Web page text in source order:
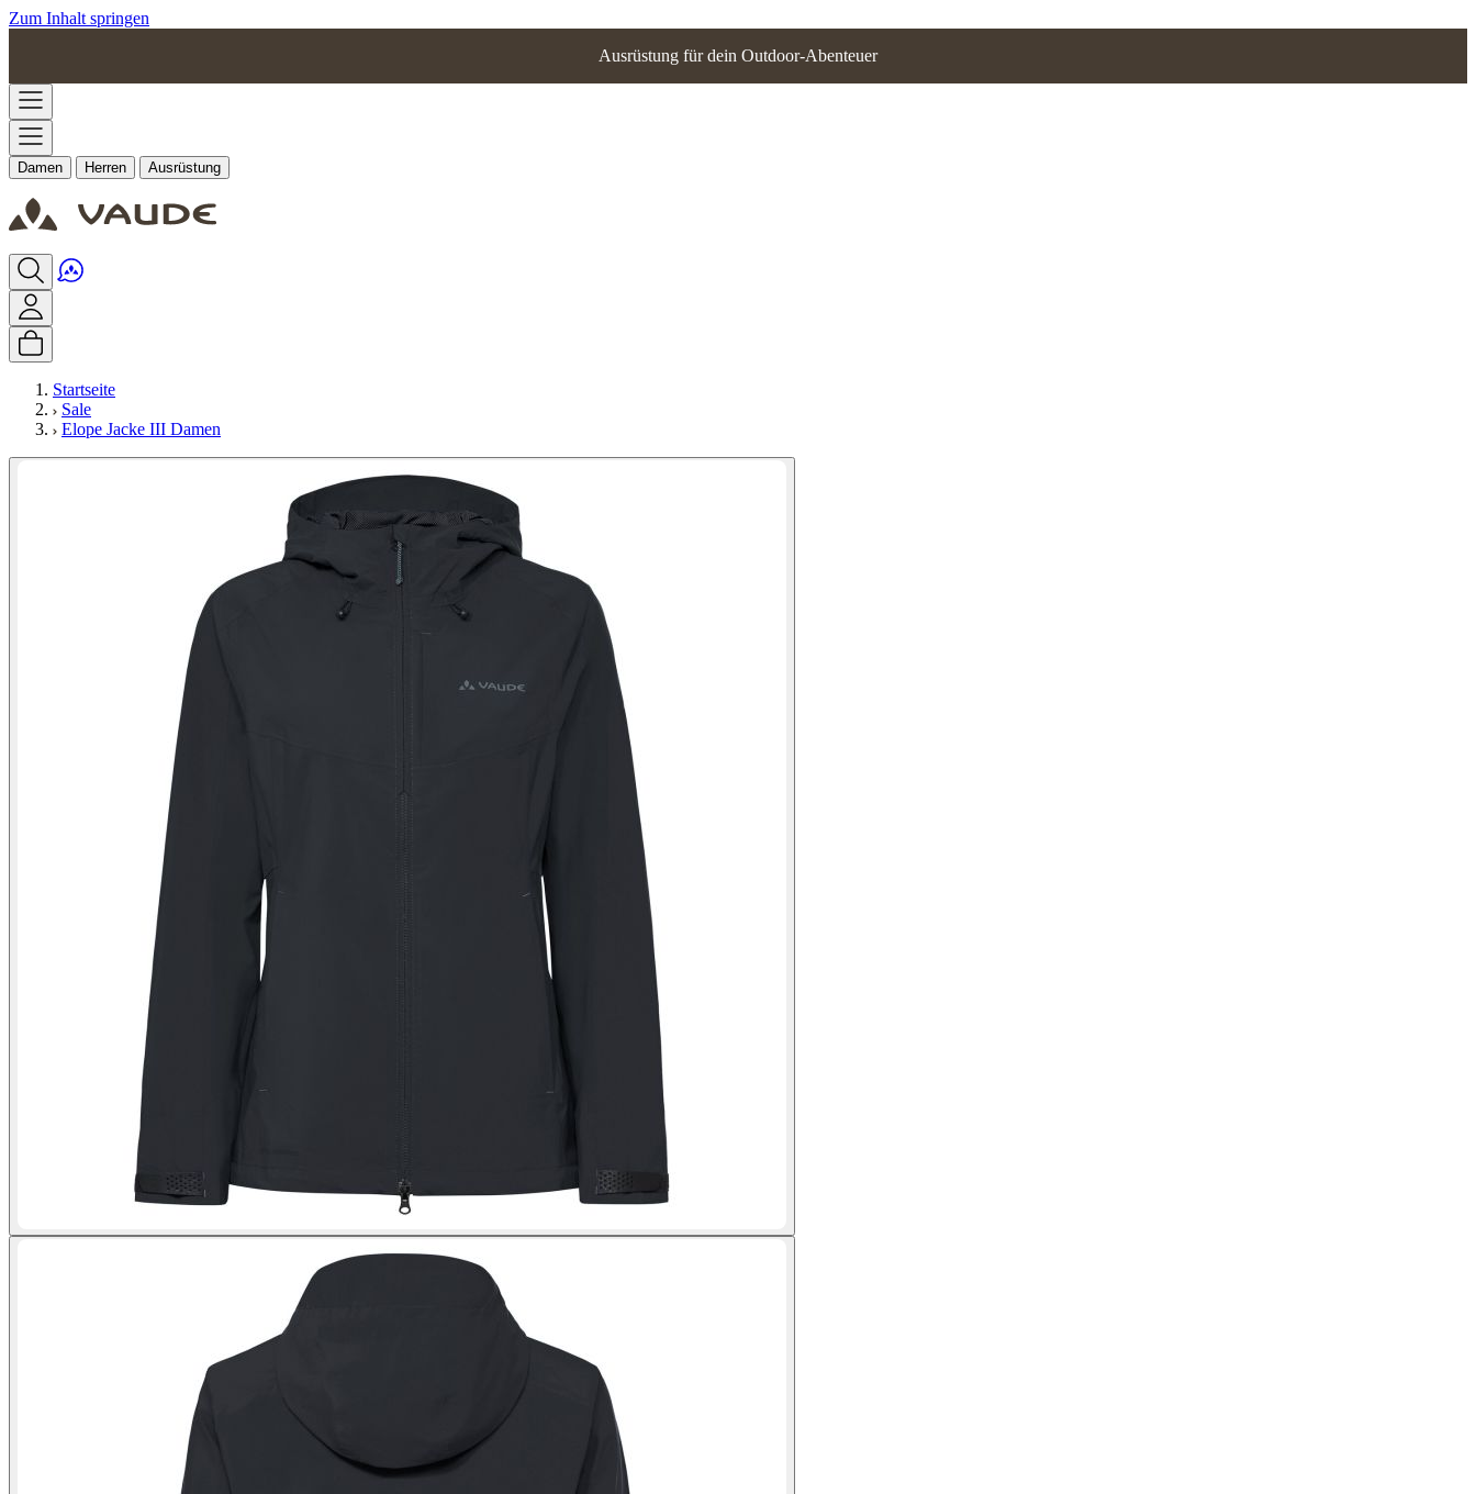
Zum Inhalt springen
Ausrüstung für dein Outdoor-Abenteuer
Damen Herren Ausrüstung
Startseite
Sale
Elope Jacke III Damen